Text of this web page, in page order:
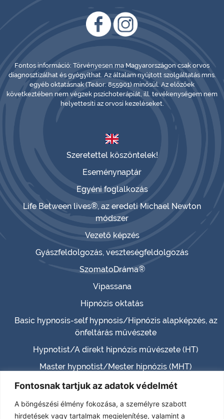
Fontosnak tartjuk az adatok védelmét
A böngészési élmény fokozása, a személyre szabott
hirdetések vagy tartalmak megjelenítése, valamint a
Fontos információ: Törvényesen ma Magyarországon csak orvos
diagnosztizálhat és gyógyíthat. Az általam nyújtott szolgáltatás mns.
egyéb oktatásnak (Teáor: 855901) minősül. Az előzőek
következtében nem végzek pszichoterápiát, ill. tevékenységem nem
helyettesíti az orvosi kezeléseket.
Szeretettel köszöntelek!
Eseménynaptár
Egyéni foglalkozás
Life Between lives®, az eredeti Michael Newton
módszer
Vezető képzés
Gyászfeldolgozás, veszteségfeldolgozás
SzomatoDráma®
Vipassana
Hipnózis oktatás
Basic hypnosis-self hypnosis/Hipnózis alapképzés, az
önfeltárás művészete
Hypnotist/A direkt hipnózis művészete (HT)
Master hypnotist/Mester hipnózis (MHT)
Hypnotherapist (HTH)
Certified Hypnotherapist (CHT)